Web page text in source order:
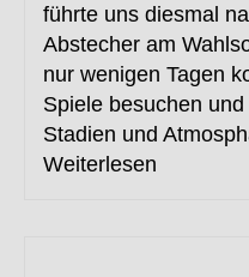
führte uns diesmal
Abstecher am
nur wenigen Tagen
Spiele besuchen
Stadien und
Weiterlesen